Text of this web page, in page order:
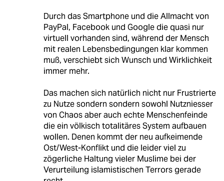
Durch das Smartphone und die Allmacht von
PayPal, Facebook und Google die quasi nur
virtuell vorhanden sind, während der Mensch
mit realen Lebensbedingungen klar kommen
muß, verschiebt sich Wunsch und Wirklichkeit
immer mehr.
Das machen sich natürlich nicht nur Frustrierte
zu Nutze sondern sondern sowohl Nutzniesser
von Chaos aber auch echte Menschenfeinde
die ein völkisch totalitäres System aufbauen
wollen. Denen kommt der neu aufkeimende
Ost/West-Konflikt und die leider viel zu
zögerliche Haltung vieler Muslime bei der
Verurteilung islamistischen Terrors gerade